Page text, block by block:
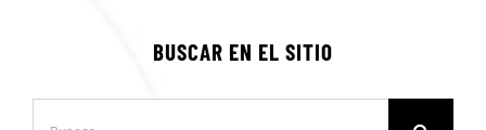
BUSCAR EN EL SITIO